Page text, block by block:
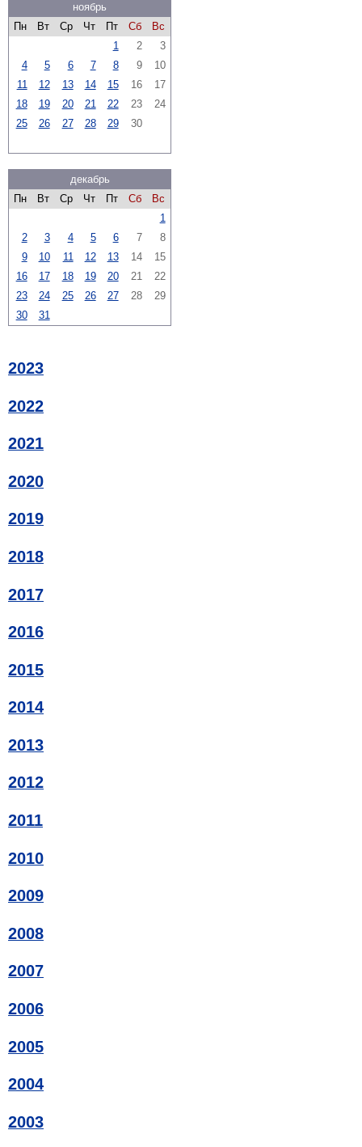
ноябрь
Пн
Вт Ср Чт Пт Сб
Вс
1
2
3
4
5 6 7 8 9
10
11
12 13 14 15 16
17
18
19 20 21 22 23
24
25
26 27 28 29 30
декабрь
Пн
Вт Ср Чт Пт Сб
Вс
1
2
3 4 5 6 7
8
9
10 11 12 13 14
15
16
17 18 19 20 21
22
23
24 25 26 27 28
29
30
31
2023
2022
2021
2020
2019
2018
2017
2016
2015
2014
2013
2012
2011
2010
2009
2008
2007
2006
2005
2004
2003